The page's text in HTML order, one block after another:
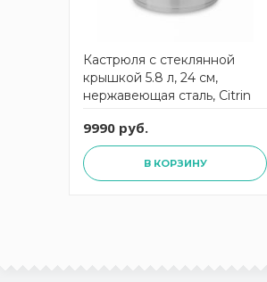
Кастрюля с стеклянной
крышкой 5.8 л, 24 см,
нержавеющая сталь, Citrin
9990 руб.
В КОРЗИНУ